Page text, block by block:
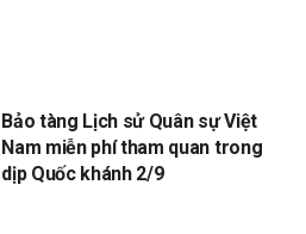
Bảo tàng Lịch sử Quân sự Việt
Nam miễn phí tham quan trong
dịp Quốc khánh 2/9